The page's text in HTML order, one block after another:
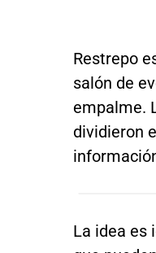
Restrepo
salón de
empalme.
dividieron
La idea es